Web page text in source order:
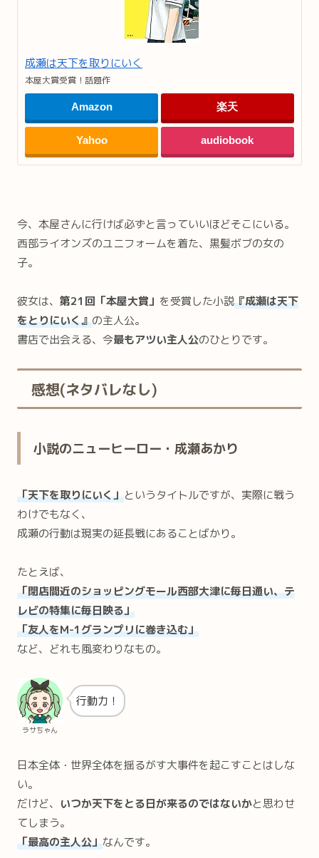
成瀬は天下を取りにいく
本屋大賞受賞！話題作
Amazon 楽天
Yahoo audiobook
今、本屋さんに行けば必ずと言っていいほどそこにいる。
西部ライオンズのユニフォームを着た、黒髪ボブの女の
子。
彼女は、 第21回「本屋大賞」 を受賞した小説『成瀬は天下
をとりにいく』の主人公。
書店で出会える、今最もアツい主人公のひとりです。
感想(ネタバレなし)
小説のニューヒーロー・成瀬あかり
「天下を取りにいく」というタイトルですが、実際に戦う
わけでもなく、
成瀬の行動は現実の延長戦にあることばかり。
たとえば、
「閉店間近のショッピングモール西部大津に毎日通い、テ
レビの特集に毎日映る」
「友人をM-1グランプリに巻き込む」
など、どれも風変わりなもの。
ラサちゃん
行動力！
日本全体・世界全体を揺るがす大事件を起こすことはしな
い。
だけど、 いつか天下をとる日が来るのではないかと思わせ
てしまう。
「最高の主人公」なんです。